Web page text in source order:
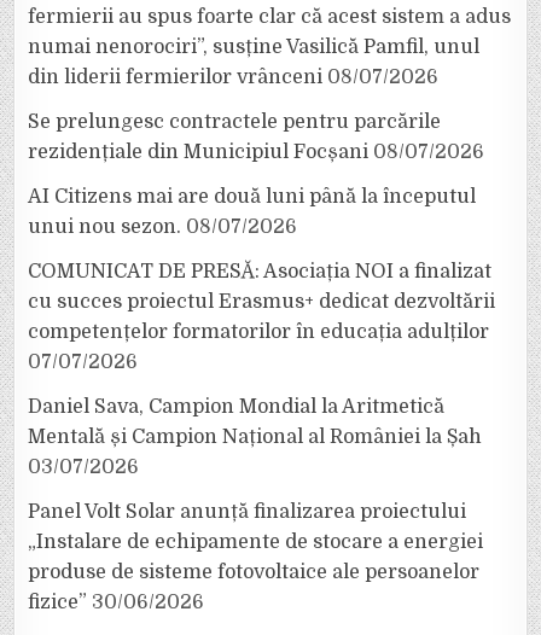
fermierii au spus foarte clar că acest sistem a adus
numai nenorociri”, susține Vasilică Pamfil, unul
din liderii fermierilor vrânceni 08/07/2026
Se prelungesc contractele pentru parcările
rezidențiale din Municipiul Focșani 08/07/2026
AI Citizens mai are două luni până la începutul
unui nou sezon. 08/07/2026
COMUNICAT DE PRESĂ: Asociația NOI a finalizat
cu succes proiectul Erasmus+ dedicat dezvoltării
competențelor formatorilor în educația adulților
07/07/2026
Daniel Sava, Campion Mondial la Aritmetică
Mentală și Campion Național al României la Șah
03/07/2026
Panel Volt Solar anunță finalizarea proiectului
„Instalare de echipamente de stocare a energiei
produse de sisteme fotovoltaice ale persoanelor
fizice” 30/06/2026